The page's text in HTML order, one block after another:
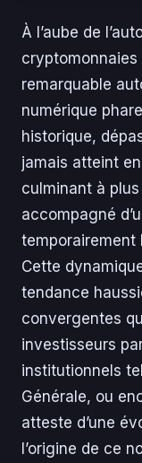
À l’aube de
cryptomonnaies
remarquable
numérique
historique,
jamais atteint
culminant à
accompagné
temporairement
Cette
tendance
convergentes
investisseurs
institutionnels
Générale, ou
atteste d’une
l’origine de ce